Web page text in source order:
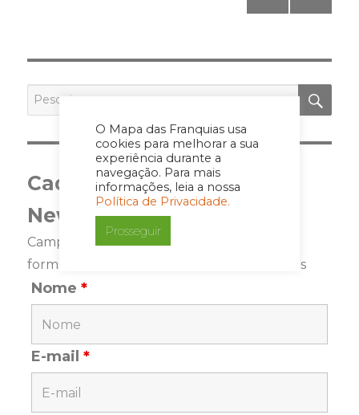
O Mapa das Franquias usa
cookies para melhorar a sua
experiência durante a
navegação. Para mais
informações, leia a nossa
Política de Privacidade.
Prosseguir
ERIO
R
NA
por:
Cadastre-se para a
Newsletter
Campos marcados com <span class="ninja-
forms-req-symbol">*</span> são requeridos
Nome*
E-mail*